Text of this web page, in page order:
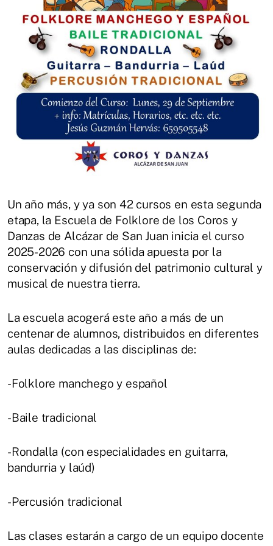
Un año más, y ya son 42 cursos en esta segunda
etapa, la Escuela de Folklore de los Coros y
Danzas de Alcázar de San Juan inicia el curso
2025-2026 con una sólida apuesta por la
conservación y difusión del patrimonio cultural y
musical de nuestra tierra.
La escuela acogerá este año a más de un
centenar de alumnos, distribuidos en diferentes
aulas dedicadas a las disciplinas de:
-Folklore manchego y español
-Baile tradicional
-Rondalla (con especialidades en guitarra,
bandurria y laúd)
-Percusión tradicional
Las clases estarán a cargo de un equipo docente